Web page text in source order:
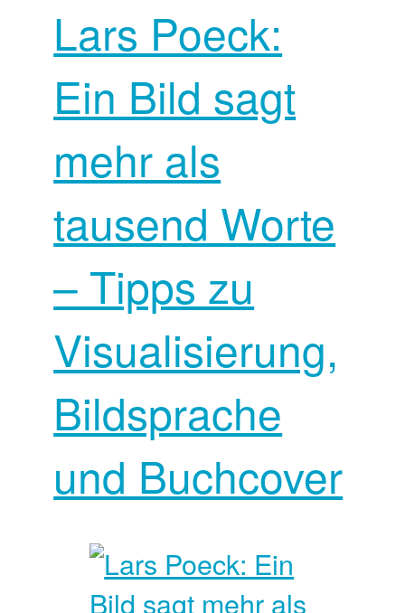
Lars Poeck:
Ein Bild sagt
mehr als
tausend Worte
– Tipps zu
Visualisierung,
Bildsprache
und Buchcover